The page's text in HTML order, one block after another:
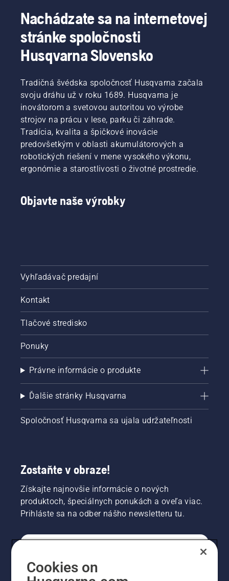
Nachádzate sa na internetovej
stránke spoločnosti
Husqvarna Slovensko
Tradičná švédska spoločnosť Husqvarna začala
svoju dráhu už v roku 1689. Husqvarna je
inovátorom a svetovou autoritou vo výrobe
strojov na prácu v lese, parku či záhrade.
Tradícia, kvalita a špičkové inovácie
predovšetkým v oblasti akumulátorových a
robotických riešení v mene vysokého výkonu,
ergonómie a starostlivosti o životné prostredie.
Objavte naše výrobky
Vyhľadávač predajní
Kontakt
Tlačové stredisko
Ponuky
Právne informácie o produkte
Ďalšie stránky Husqvarna
Spoločnosť Husqvarna sa ujala udržateľnosti
Zostaňte v obraze!
Získajte najnovšie informácie o nových
produktoch, špeciálnych ponukách a oveľa viac.
Prihláste sa na odber nášho newsletteru tu.
Cookies on